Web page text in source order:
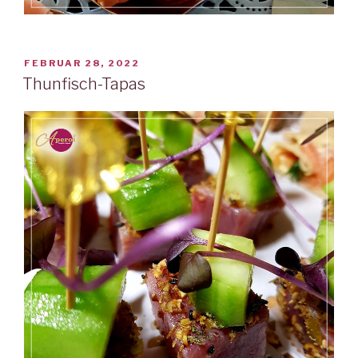
VERÖFFENTLICHT
AM
FEBRUAR 28, 2022
Thunfisch-Tapas